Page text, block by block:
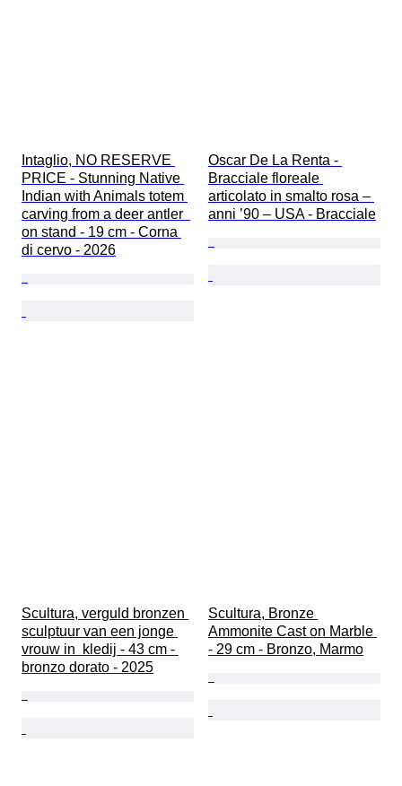
Intaglio, NO RESERVE
PRICE - Stunning Native
Indian with Animals totem
carving from a deer antler
on stand - 19 cm - Corna
di cervo - 2026
Oscar De La Renta -
Bracciale floreale
articolato in smalto rosa –
anni ’90 – USA - Bracciale
Scultura, verguld bronzen
sculptuur van een jonge
vrouw in  kledij - 43 cm -
bronzo dorato - 2025
Scultura, Bronze
Ammonite Cast on Marble
- 29 cm - Bronzo, Marmo